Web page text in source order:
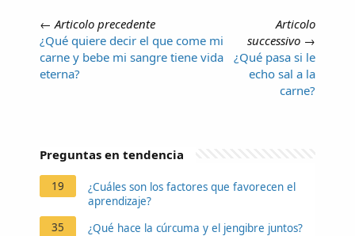
← Articolo precedente
¿Qué quiere decir el que come mi
carne y bebe mi sangre tiene vida
eterna?
Articolo
successivo →
¿Qué pasa si le
echo sal a la
carne?
Preguntas en tendencia
19
¿Cuáles son los factores que favorecen el
aprendizaje?
35
¿Qué hace la cúrcuma y el jengibre juntos?